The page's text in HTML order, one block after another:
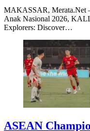
MAKASSAR, Merata.Net
Anak Nasional 2026,
Explorers: Discover…
ASEAN